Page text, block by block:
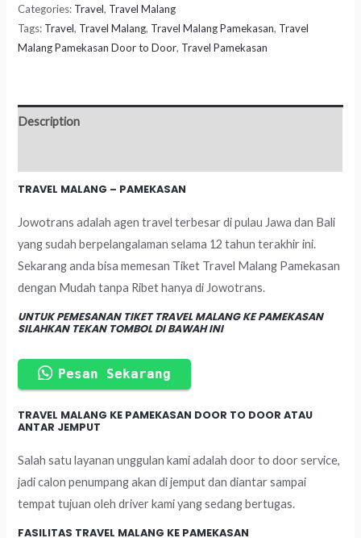
-
Pamekasan
quantity
Categories: Travel, Travel Malang
Tags: Travel, Travel Malang, Travel Malang Pamekasan, Travel
Malang Pamekasan Door to Door, Travel Pamekasan
Description
TRAVEL MALANG – PAMEKASAN
Jowotrans adalah agen travel terbesar di pulau Jawa dan Bali
yang sudah berpelangalaman selama 12 tahun terakhir ini.
Sekarang anda bisa memesan Tiket Travel Malang Pamekasan
dengan Mudah tanpa Ribet hanya di Jowotrans.
UNTUK PEMESANAN TIKET TRAVEL MALANG KE PAMEKASAN
SILAHKAN TEKAN TOMBOL DI BAWAH INI
Pesan Sekarang
TRAVEL MALANG KE PAMEKASAN DOOR TO DOOR ATAU
ANTAR JEMPUT
Salah satu layanan unggulan kami adalah door to door service,
jadi calon penumpang akan di jemput dan diantar sampai
tempat tujuan oleh driver kami yang sedang bertugas.
FASILITAS TRAVEL MALANG KE PAMEKASAN